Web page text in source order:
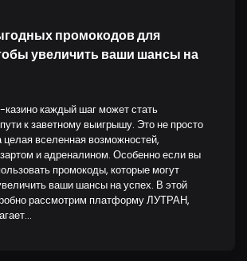
промокодов для
увеличить ваши шансы на
каждый шаг может стать
к заветному выигрышу. Это не просто
целая вселенная возможностей,
и адреналином. Особенно если вы
промокоды, которые могут
ваши шансы на успех. В этой
рассмотрим платформу ЛУТРАН,